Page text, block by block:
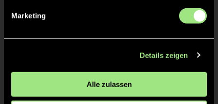
Marketing
Details zeigen
Alle zulassen
Staff